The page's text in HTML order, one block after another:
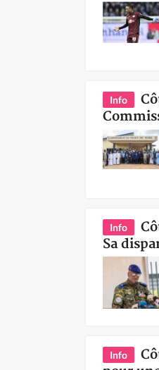
Info
Info
Sa
Info